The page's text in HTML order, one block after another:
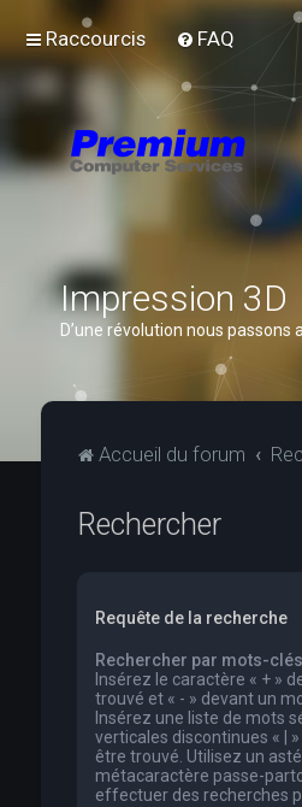
Raccourcis FAQ
Impression 3D
D’une révolution nous
Accueil du forum
Rechercher
Requête de la recherche
Rechercher par mots-
Insérez le caractère « + »
trouvé et « - » devant un
Insérez une liste de mots
verticales discontinues « |
être trouvé. Utilisez un
métacaractère passe-
effectuer des recherches